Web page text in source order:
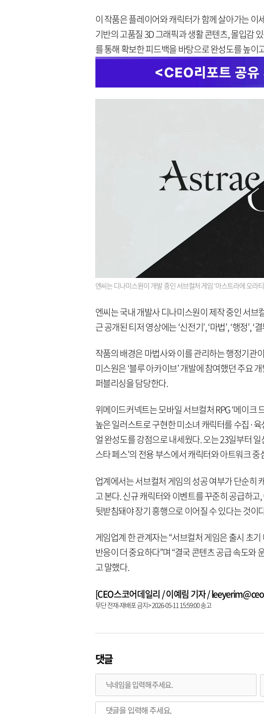
이 작품은 플레이어와 캐릭터가 함께 살아가는
기반의 고품질 3D 그래픽과 생활 콘텐츠, 몰입감
를 통해 확보한 피드백을 바탕으로 완성도를 높이
엔씨는 디나미스원이 개발 중인 서브컬처 게임 ‘아스트라에 오라
엔씨는 국내 개발사 디나미스원이 제작 중인 서브
근 공개된 티저 영상에는 ‘신전기’, ‘마법’, ‘행정’, ‘
작품의 배경은 마법사와 이를 관리하는 행정기관
미스원은 ‘블루 아카이브’ 개발에 참여했던 주요
퍼블리싱을 담당한다.
위메이드커넥트는 모바일 서브컬처 RPG ‘메이크
높은 일러스트로 구현한 미소녀 캐릭터를 수집·
얼 완성도를 강점으로 내세웠다. 오는 23일부터
스타 페스’의 전용 부스에서 캐릭터와 아트워크
업계에서는 서브컬처 게임의 성공 여부가 단순히
고 본다. 신규 캐릭터와 이벤트를 꾸준히 공급하
뒷받침돼야 장기 흥행으로 이어질 수 있다는 것이
게임업계 한 관계자는 “서브컬처 게임은 출시 초
반응이 더 중요하다”며 “결국 콘텐츠 공급 속도와
고 말했다.
[CEO스코어데일리 / 이예림 기자 /
무단 전재-재배포 금지> 2026-05-11 15:59:00 송고
댓글